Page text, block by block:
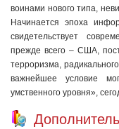
воинами нового типа,
Начинается эпоха
свидетельствует
прежде всего – США,
терроризма,
важнейшее условие
умственного уровня»,